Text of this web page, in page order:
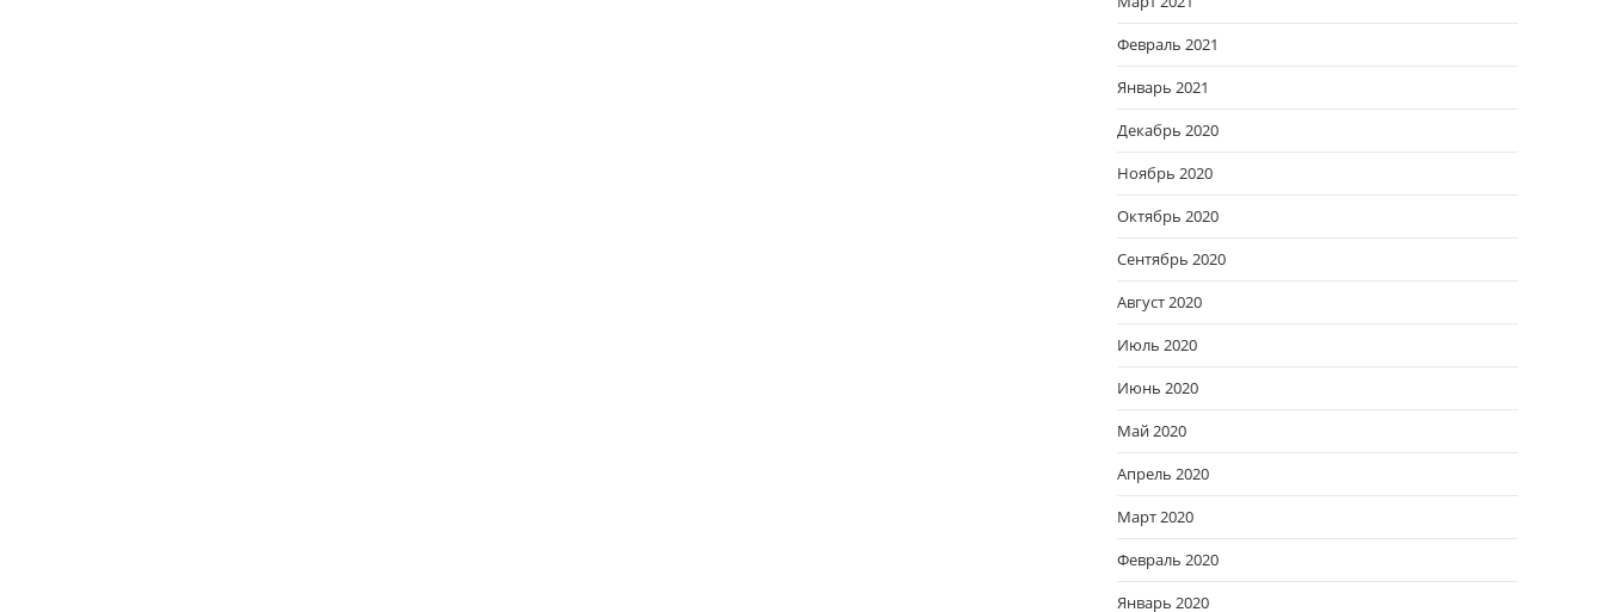
Февраль 2021
Январь 2021
Декабрь 2020
Ноябрь 2020
Октябрь 2020
Сентябрь 2020
Август 2020
Июль 2020
Июнь 2020
Май 2020
Апрель 2020
Март 2020
Февраль 2020
Январь 2020